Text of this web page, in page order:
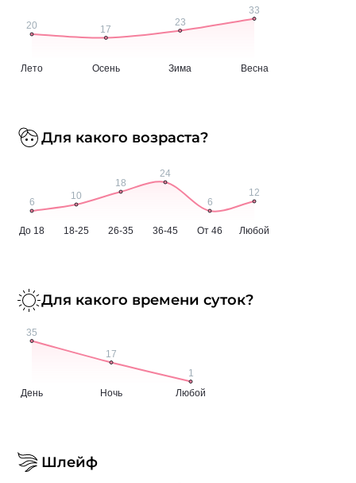
Для какого возраста?
Для какого времени суток?
Шлейф